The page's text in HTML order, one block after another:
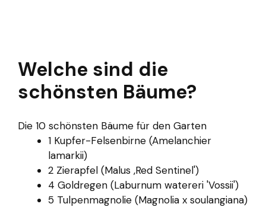
Welche sind die
schönsten Bäume?
Die 10 schönsten Bäume für den Garten
1 Kupfer-Felsenbirne (Amelanchier
lamarkii)
2 Zierapfel (Malus ‚Red Sentinel')
4 Goldregen (Laburnum watereri 'Vossii')
5 Tulpenmagnolie (Magnolia x soulangiana)